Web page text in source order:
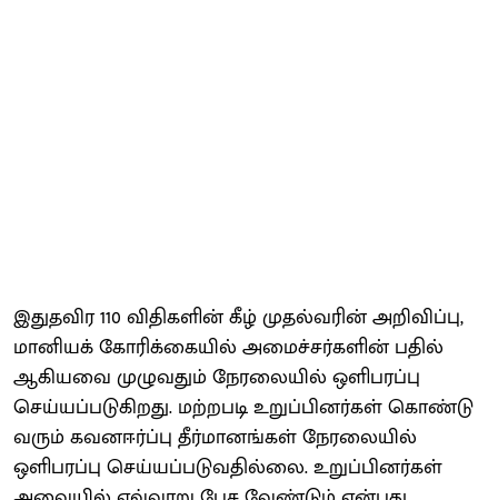
இதுதவிர 110 விதிகளின் கீழ் முதல்வரின் அறிவிப்பு,
மானியக் கோரிக்கையில் அமைச்சர்களின் பதில்
ஆகியவை முழுவதும் நேரலையில் ஒளிபரப்பு
செய்யப்படுகிறது. மற்றபடி உறுப்பினர்கள் கொண்டு
வரும் கவனஈர்ப்பு தீர்மானங்கள் நேரலையில்
ஒளிபரப்பு செய்யப்படுவதில்லை. உறுப்பினர்கள்